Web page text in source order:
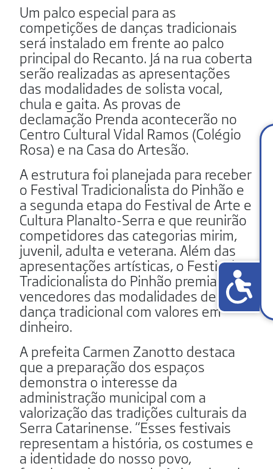
Um palco especial para as
competições de danças tradicionais
será instalado em frente ao palco
principal do Recanto. Já na rua coberta
serão realizadas as apresentações
das modalidades de solista vocal,
chula e gaita. As provas de
declamação Prenda acontecerão no
Centro Cultural Vidal Ramos (Colégio
Rosa) e na Casa do Artesão.
A estrutura foi planejada para receber
o Festival Tradicionalista do Pinhão e
a segunda etapa do Festival de Arte e
Cultura Planalto-Serra e que reunirão
competidores das categorias mirim,
juvenil, adulta e veterana. Além das
apresentações artísticas, o Festival
Tradicionalista do Pinhão premiará os
vencedores das modalidades de
dança tradicional com valores em
dinheiro.
A prefeita Carmen Zanotto destaca
que a preparação dos espaços
demonstra o interesse da
administração municipal com a
valorização das tradições culturais da
Serra Catarinense. “Esses festivais
representam a história, os costumes e
a identidade do nosso povo,